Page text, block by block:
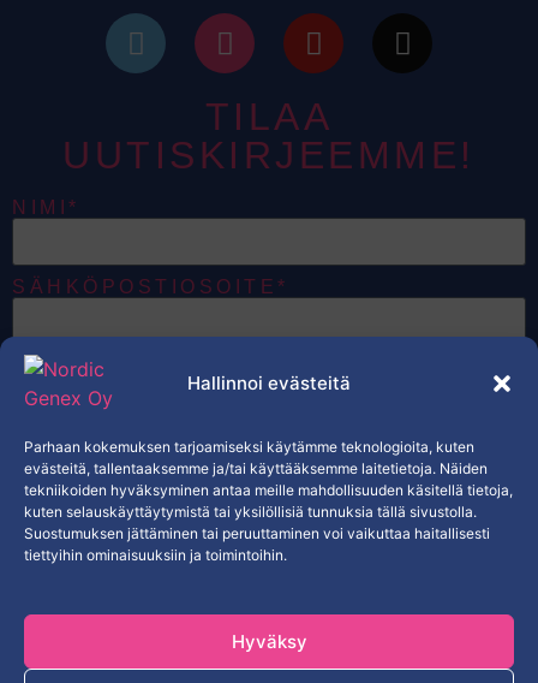
Hallinnoi evästeitä
Parhaan kokemuksen tarjoamiseksi käytämme teknologioita, kuten
evästeitä, tallentaaksemme ja/tai käyttääksemme laitetietoja. Näiden
tekniikoiden hyväksyminen antaa meille mahdollisuuden käsitellä tietoja,
kuten selauskäyttäytymistä tai yksilöllisiä tunnuksia tällä sivustolla.
Suostumuksen jättäminen tai peruuttaminen voi vaikuttaa haitallisesti
tiettyihin ominaisuuksiin ja toimintoihin.
Hyväksy
TILAA
UUTISKIRJEEMME!
NIMI*
SÄHKÖPOSTIOSOITE*
HALUAN VASTAANOTTAA
SÄHKÖPOSTEJA, JOTKA KOSKEVAT
NORDIC GENEXIN TUOTTEITA,
SISÄLTÖÄ.*
KYLLÄ
TILAA
Copyright © Nordic Genex Oy